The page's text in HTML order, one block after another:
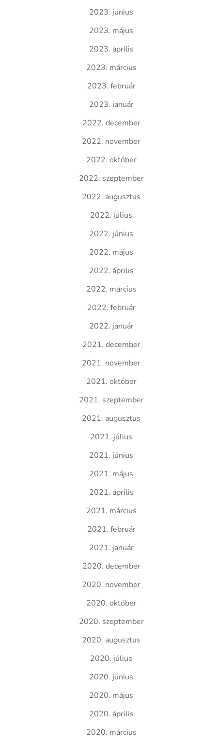
2023. június
2023. május
2023. április
2023. március
2023. február
2023. január
2022. december
2022. november
2022. október
2022. szeptember
2022. augusztus
2022. július
2022. június
2022. május
2022. április
2022. március
2022. február
2022. január
2021. december
2021. november
2021. október
2021. szeptember
2021. augusztus
2021. július
2021. június
2021. május
2021. április
2021. március
2021. február
2021. január
2020. december
2020. november
2020. október
2020. szeptember
2020. augusztus
2020. július
2020. június
2020. május
2020. április
2020. március